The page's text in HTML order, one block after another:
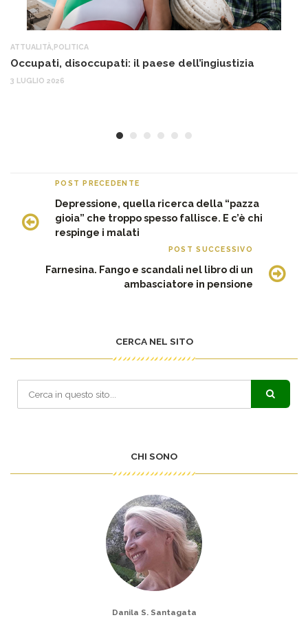
ATTUALITÀ POLITICA
Occupati, disoccupati: il paese dell’ingiustizia
3 LUGLIO 2026
POST PRECEDENTE
Depressione, quella ricerca della “pazza
gioia” che troppo spesso fallisce. E c’è chi
respinge i malati
POST SUCCESSIVO
Farnesina. Fango e scandali nel libro di un
ambasciatore in pensione
CERCA NEL SITO
CHI SONO
Danila S. Santagata